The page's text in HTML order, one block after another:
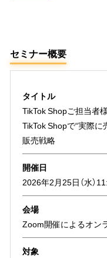
セミナー概要
タイトル
TikTok Shopご担当者様
TikTok Shopで“実際に
販売戦略
開催日
2026年2月25日（水）
会場
Zoom開催によるオン
対象